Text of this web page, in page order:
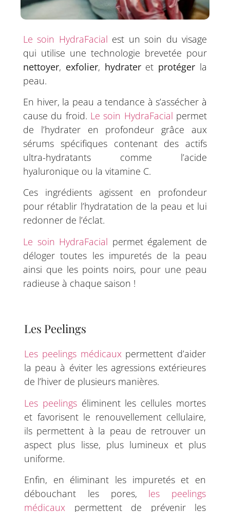
Le soin HydraFacial est un soin du visage
qui utilise une technologie brevetée pour
nettoyer, exfolier, hydrateret protéger la
peau.
En hiver, la peau a tendance à s’assécher à
cause du froid. Le soin HydraFacial permet
de l’hydrater en profondeur grâce aux
sérums spécifiques contenant des actifs
ultra-hydratants comme l’acide
hyaluronique ou la vitamine C.
Ces ingrédients agissent en profondeur
pour rétablir l’hydratation de la peau et lui
redonner de l’éclat.
Le soin HydraFacial permet également de
déloger toutes les impuretés de la peau
ainsi que les points noirs, pour une peau
radieuse à chaque saison !
Les Peelings
Les peelings médicauxpermettent d’aider
la peau à éviter les agressions extérieures
de l’hiver de plusieurs manières.
Les peelingséliminent les cellules mortes
et favorisent le renouvellement cellulaire,
ils permettent à la peau de retrouver un
aspect plus lisse, plus lumineux et plus
uniforme.
Enfin, en éliminant les impuretés et en
débouchant les pores, les peelings
médicaux permettent de prévenir les